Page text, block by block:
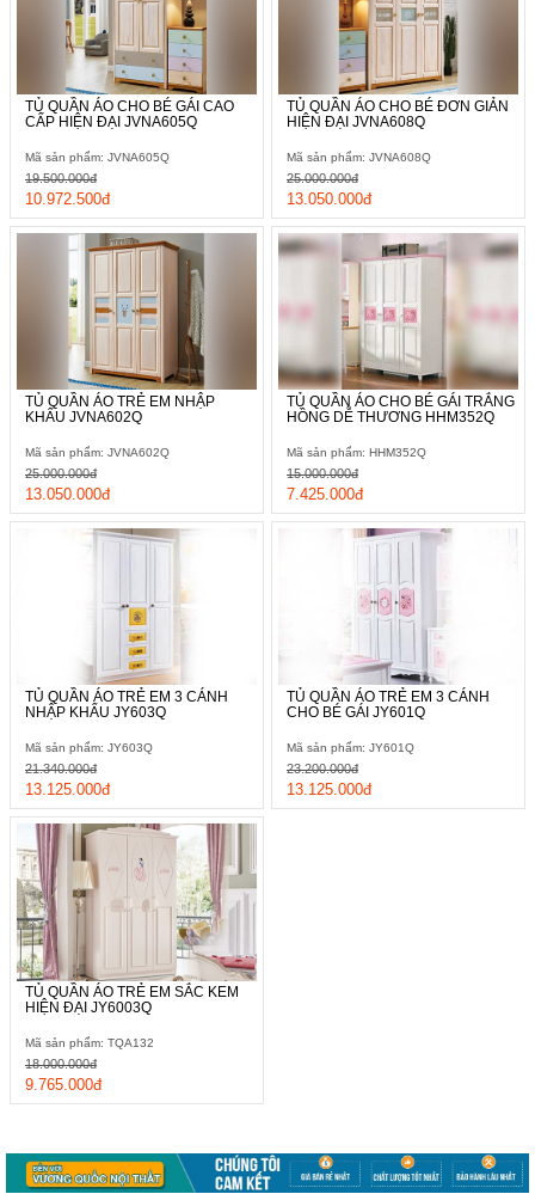
TỦ QUẦN ÁO CHO BÉ GÁI CAO
CẤP HIỆN ĐẠI JVNA605Q
Mã sản phẩm: JVNA605Q
10.972.500đ
19.500.000đ
TỦ QUẦN ÁO CHO BÉ ĐƠN GIẢN
HIỆN ĐẠI JVNA608Q
Mã sản phẩm: JVNA608Q
13.050.000đ
25.000.000đ
TỦ QUẦN ÁO TRẺ EM NHẬP
KHẨU JVNA602Q
Mã sản phẩm: JVNA602Q
13.050.000đ
25.000.000đ
TỦ QUẦN ÁO CHO BÉ GÁI TRẮNG
HỒNG DỄ THƯƠNG HHM352Q
Mã sản phẩm: HHM352Q
7.425.000đ
15.000.000đ
TỦ QUẦN ÁO TRẺ EM 3 CÁNH
NHẬP KHẨU JY603Q
Mã sản phẩm: JY603Q
13.125.000đ
21.340.000đ
TỦ QUẦN ÁO TRẺ EM 3 CÁNH
CHO BÉ GÁI JY601Q
Mã sản phẩm: JY601Q
13.125.000đ
23.200.000đ
TỦ QUẦN ÁO TRẺ EM SẮC KEM
HIỆN ĐẠI JY6003Q
Mã sản phẩm: TQA132
9.765.000đ
18.000.000đ